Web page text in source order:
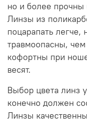
но и более прочны
Линзы из
поцарапать
травмоопасны,
кофортны при
весят.
Выбор цвета линз
конечно должен
Линзы